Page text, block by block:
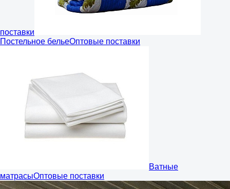
поставки
Постельное бельеОптовые поставки
Ватные
матрасыОптовые поставки